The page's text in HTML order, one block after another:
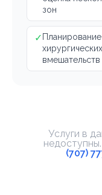
зон
✓ Планирование
хирургических
вмешательств
Услуги в
(707)